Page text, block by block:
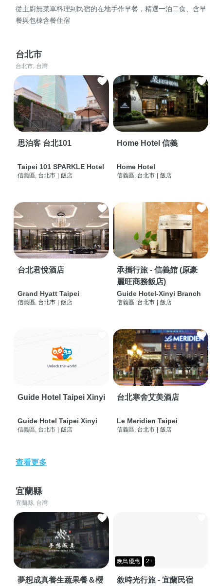
從主廚無菜單料理到民宿的在地手作早餐，精選一泊二食、含早
餐與包棟含餐住宿
台北市
台北市, 台灣
思泊客 台北101
Taipei 101 SPARKLE Hotel
信義區, 台北市 飯店
Home Hotel 信義
Home Hotel
信義區, 台北市 飯店
台北君悅酒店
Grand Hyatt Taipei
信義區, 台北市 飯店
承攜行旅 - 信義館 (原豪
麗旺商務飯店)
Guide Hotel-Xinyi Branch
信義區, 台北市 飯店
Guide Hotel Taipei Xinyi
Guide Hotel Taipei Xinyi
信義區, 台北市 | 飯店
台北寒舍艾美酒店
Le Meridien Taipei
信義區, 台北市 | 飯店
查看更多
宜蘭縣
宜蘭縣, 台灣
夢想成真養生蔬果餐＆櫻
晚鳥優惠 2+
敘時光行旅 - 宜蘭民宿